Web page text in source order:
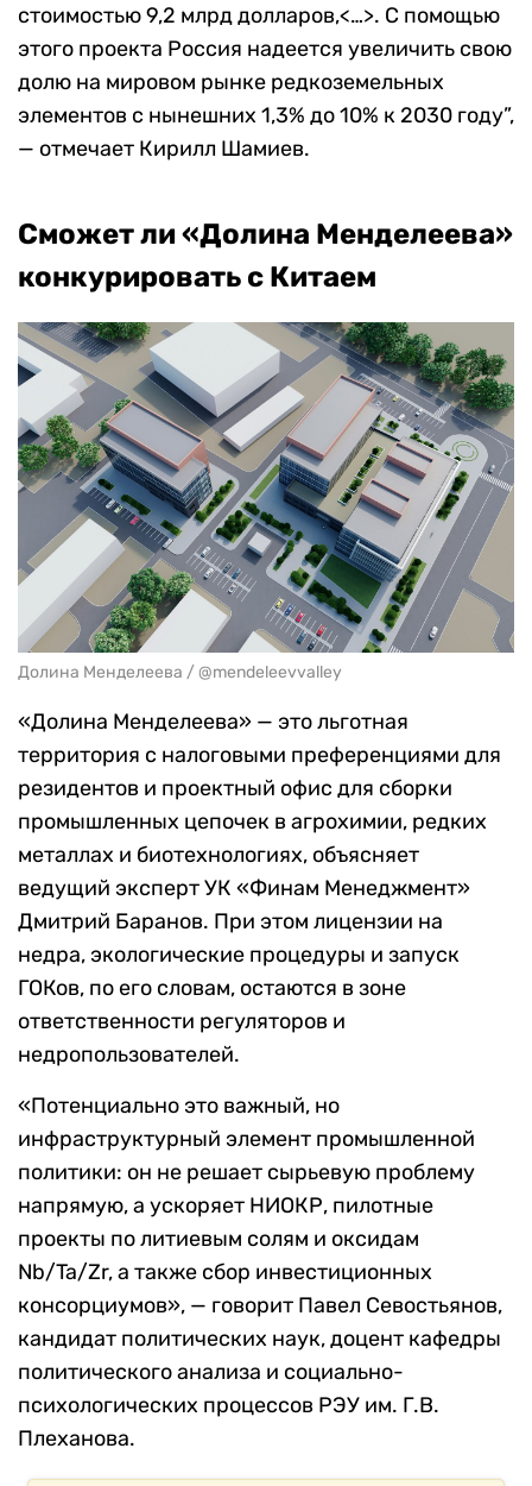
стоимостью 9,2 млрд долларов,<…>. С помощью
этого проекта Россия надеется увеличить свою
долю на мировом рынке редкоземельных
элементов с нынешних 1,3% до 10% к 2030 году”,
— отмечает Кирилл Шамиев.
Сможет ли «Долина Менделеева»
конкурировать с Китаем
Долина Менделеева / @mendeleevvalley
«Долина Менделеева» — это льготная
территория с налоговыми преференциями для
резидентов и проектный офис для сборки
промышленных цепочек в агрохимии, редких
металлах и биотехнологиях, объясняет
ведущий эксперт УК «Финам Менеджмент»
Дмитрий Баранов. При этом лицензии на
недра, экологические процедуры и запуск
ГОКов, по его словам, остаются в зоне
ответственности регуляторов и
недропользователей.
«Потенциально это важный, но
инфраструктурный элемент промышленной
политики: он не решает сырьевую проблему
напрямую, а ускоряет НИОКР, пилотные
проекты по литиевым солям и оксидам
Nb/Ta/Zr, а также сбор инвестиционных
консорциумов», — говорит Павел Севостьянов,
кандидат политических наук, доцент кафедры
политического анализа и социально-
психологических процессов РЭУ им. Г.В.
Плеханова.